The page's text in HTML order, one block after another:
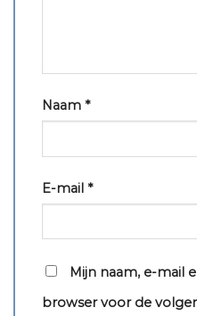
Naam *
E-mail *
Mijn naam, e-mail
browser voor de